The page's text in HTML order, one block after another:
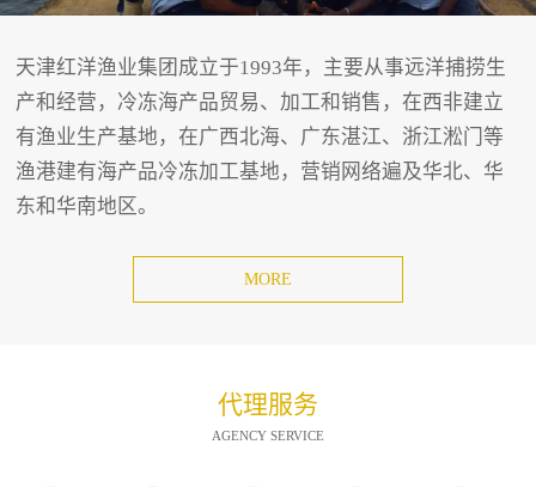
天津红洋渔业集团成立于1993年，主要从事远洋捕捞生
产和经营，冷冻海产品贸易、加工和销售，在西非建立
有渔业生产基地，在广西北海、广东湛江、浙江淞门等
渔港建有海产品冷冻加工基地，营销网络遍及华北、华
东和华南地区。
MORE
代理服务
AGENCY SERVICE